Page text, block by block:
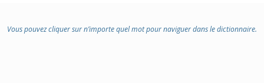
Vous pouvez cliquer sur n’importe quel mot pour naviguer dans le dictionnaire.